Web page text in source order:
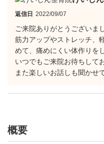
返信日 2022/09/07
ご来院ありがとうございま
筋力アップやストレッチ、
めて、痛めにくい体作りを
いつでもご来院お待ちして
また楽しいお話しも聞かせ
概要